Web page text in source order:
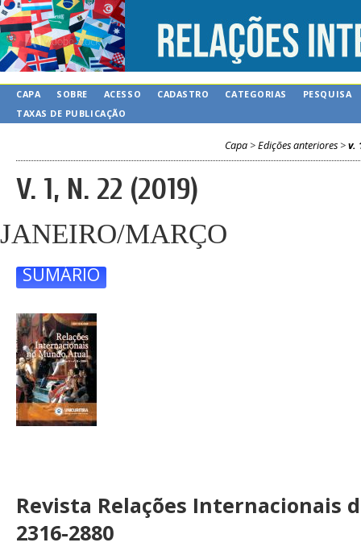
CAPA SOBRE ACESSO CADASTRO CATEGORIAS
PESQUISA
TAXAS DE PUBLICAÇÃO
Capa>Edições anteriores>v.
V. 1, N. 22 (2019)
JANEIRO/MARÇO
SUMÁRIO
Revista Relações Internacionais
2316-2880